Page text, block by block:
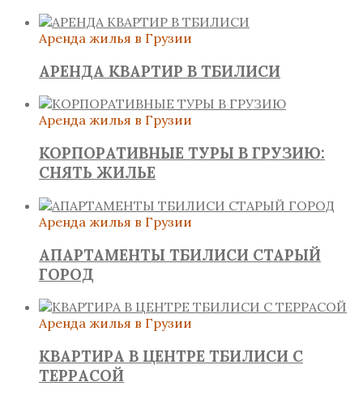
Аренда жилья в Грузии
АРЕНДА КВАРТИР В ТБИЛИСИ
Аренда жилья в Грузии
КОРПОРАТИВНЫЕ ТУРЫ В ГРУЗИЮ:
СНЯТЬ ЖИЛЬЕ
Аренда жилья в Грузии
АПАРТАМЕНТЫ ТБИЛИСИ СТАРЫЙ
ГОРОД
Аренда жилья в Грузии
КВАРТИРА В ЦЕНТРЕ ТБИЛИСИ С
ТЕРРАСОЙ